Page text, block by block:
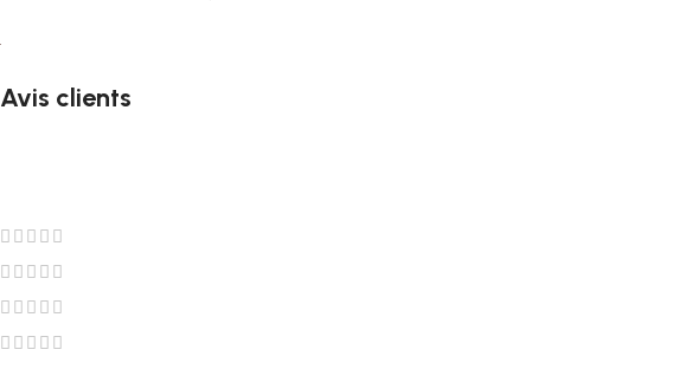
Avis clients